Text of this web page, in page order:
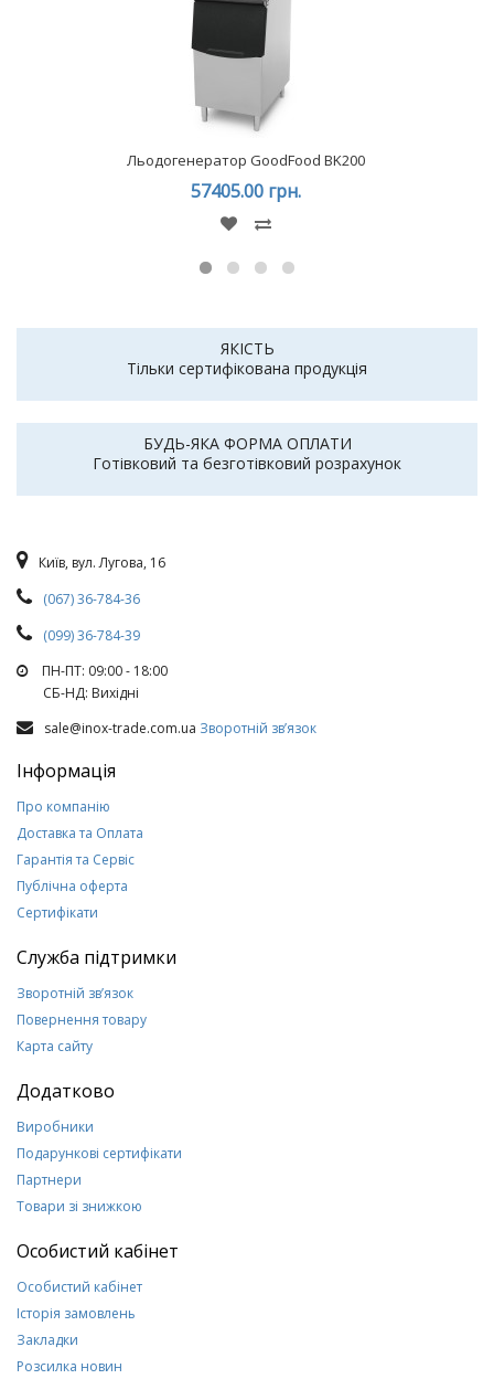
Льодогенератор GoodFood BK200
57405.00 грн.
ЯКІСТЬ
Тільки сертифікована продукція
БУДЬ-ЯКА ФОРМА ОПЛАТИ
Готівковий та безготівковий розрахунок
Київ, вул. Лугова, 16
(067) 36-784-36
(099) 36-784-39
ПН-ПТ: 09:00 - 18:00
СБ-НД: Вихiднi
sale@inox-trade.com.ua Зворотній зв’язок
Інформація
Про компанію
Доставка та Оплата
Гарантія та Сервіс
Публічна оферта
Сертифікати
Служба підтримки
Зворотній зв’язок
Повернення товару
Карта сайту
Додатково
Виробники
Подарункові сертифікати
Партнери
Товари зі знижкою
Особистий кабінет
Особистий кабінет
Історія замовлень
Закладки
Розсилка новин